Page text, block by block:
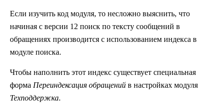
Если изучить код модуля, то несложно выяснить, что
начиная с версии 12 поиск по тексту сообщений в
обращениях производится с использованием индекса в
модуле поиска.
Чтобы наполнить этот индекс существует специальная
форма Переиндексация обращений в настройках модуля
Техподдержка.